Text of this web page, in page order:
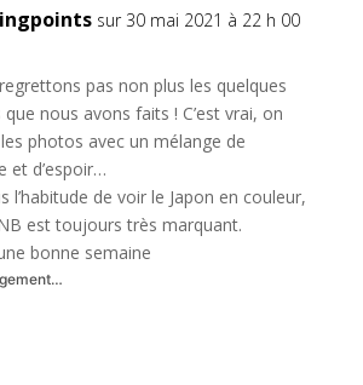
sur 30 mai 2021 à 22 h 00
pas non plus les quelques
nous avons faits ! C’est vrai, on
photos avec un mélange de
et d’espoir…
l’habitude de voir le Japon en couleur,
est toujours très marquant.
bonne semaine